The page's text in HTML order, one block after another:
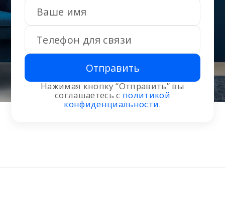
Отправить
Нажимая кнопку “Отправить” вы
соглашаетесь с политикой
конфиденциальности.